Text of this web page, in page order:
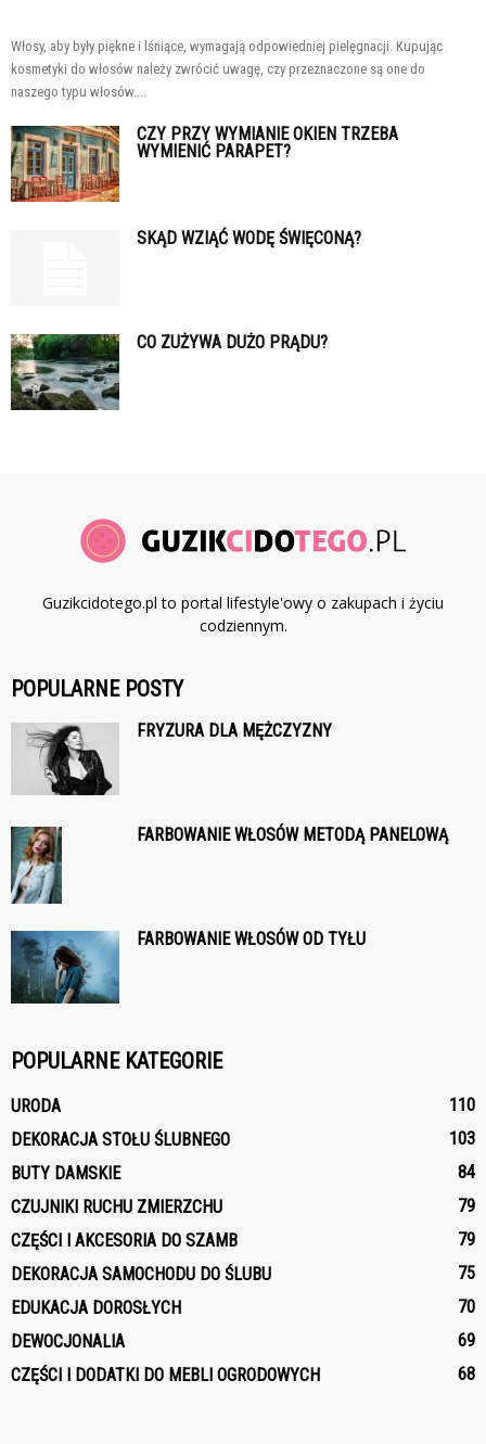
Włosy, aby były piękne i lśniące, wymagają odpowiedniej pielęgnacji. Kupując
kosmetyki do włosów należy zwrócić uwagę, czy przeznaczone są one do
naszego typu włosów....
CZY PRZY WYMIANIE OKIEN TRZEBA
WYMIENIĆ PARAPET?
SKĄD WZIĄĆ WODĘ ŚWIĘCONĄ?
CO ZUŻYWA DUŻO PRĄDU?
Guzikcidotego.pl to portal lifestyle'owy o zakupach i życiu
codziennym.
POPULARNE POSTY
FRYZURA DLA MĘŻCZYZNY
FARBOWANIE WŁOSÓW METODĄ PANELOWĄ
FARBOWANIE WŁOSÓW OD TYŁU
POPULARNE KATEGORIE
URODA
110
DEKORACJA STOŁU ŚLUBNEGO
103
BUTY DAMSKIE
84
CZUJNIKI RUCHU ZMIERZCHU
79
CZĘŚCI I AKCESORIA DO SZAMB
79
DEKORACJA SAMOCHODU DO ŚLUBU
75
EDUKACJA DOROSŁYCH
70
DEWOCJONALIA
69
CZĘŚCI I DODATKI DO MEBLI OGRODOWYCH
68